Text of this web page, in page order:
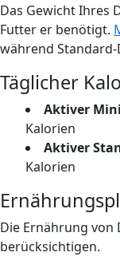
Das Gewicht Ihres
Futter er benötigt.
während Standard-
Täglicher
Aktiver
Kalorien
Aktiver
Kalorien
Die Ernährung von
berücksichtigen.